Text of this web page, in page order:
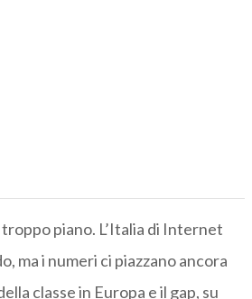
piano. L’Italia di Internet
ma i numeri ci piazzano ancora
classe in Europa e il gap, su